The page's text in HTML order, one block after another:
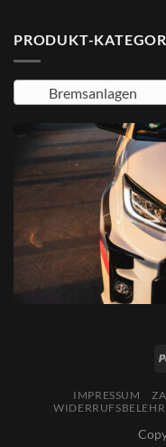
PRODUKT-
Bremsanlagen
IMPRESSUM